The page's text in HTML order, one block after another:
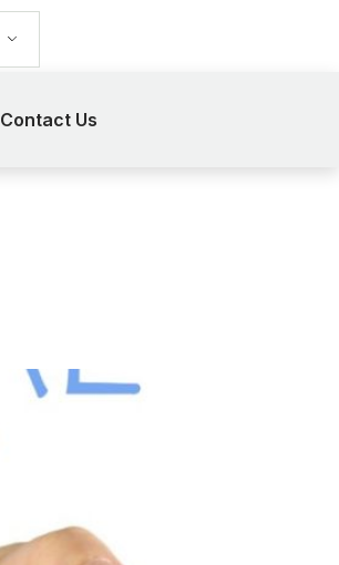
Contact Us